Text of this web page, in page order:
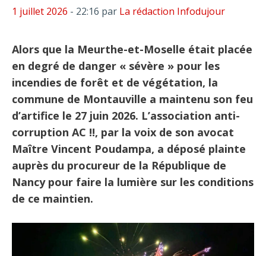
1 juillet 2026 - 22:16 par La rédaction Infodujour
Alors que la Meurthe-et-Moselle était placée
en degré de danger « sévère » pour les
incendies de forêt et de végétation, la
commune de Montauville a maintenu son feu
d’artifice le 27 juin 2026. L’association anti-
corruption AC !!, par la voix de son avocat
Maître Vincent Poudampa, a déposé plainte
auprès du procureur de la République de
Nancy pour faire la lumière sur les conditions
de ce maintien.